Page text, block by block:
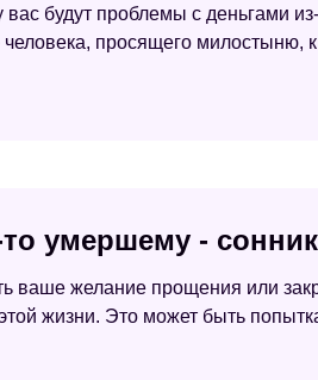
вас будут проблемы с деньгами
просящего милостыню,
то умершему -
ваше желание прощения или
жизни. Это может быть